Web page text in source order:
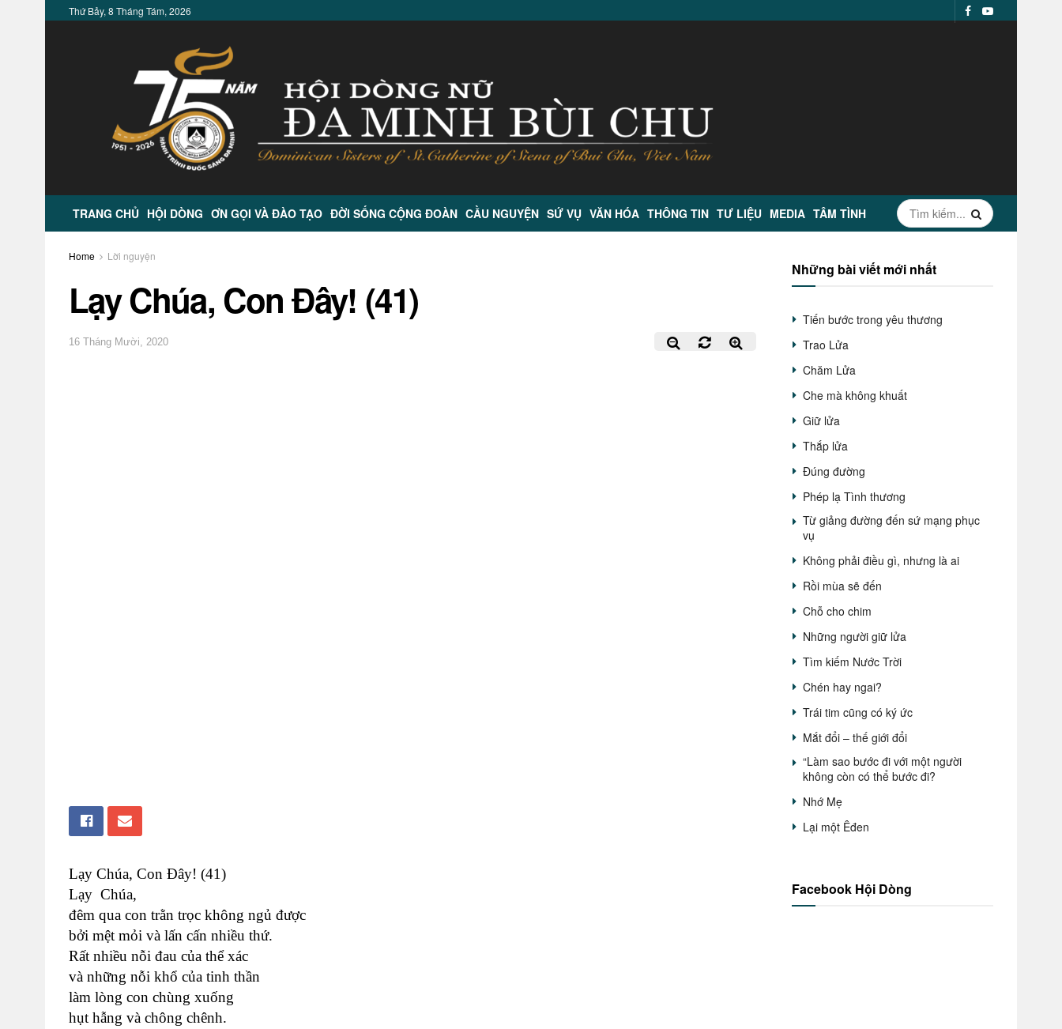
Thứ Bảy, 8 Tháng Tám, 2026
TRANG CHỦ HỘI DÒNG ƠN GỌI VÀ ĐÀO TẠO ĐỜI SỐNG CỘNG ĐOÀN CẦU NGUYỆN SỨ VỤ VĂN HÓA THÔNG TIN TƯ LIỆU MEDIA TÂM TÌNH
Home Lời nguyện
Lạy Chúa, Con Đây! (41)
16 Tháng Mười, 2020
Lạy Chúa, Con Đây! (41)
Lạy Chúa,
đêm qua con trằn trọc không ngủ được
bởi mệt mỏi và lấn cấn nhiều thứ.
Rất nhiều nỗi đau của thể xác
và những nỗi khổ của tinh thần
làm lòng con chùng xuống
hụt hẫng và chông chênh.
Những bài viết mới nhất
Tiến bước trong yêu thương
Trao Lửa
Chăm Lửa
Che mà không khuất
Giữ lửa
Thắp lửa
Đúng đường
Phép lạ Tình thương
Từ giảng đường đến sứ mạng phục
vụ
Không phải điều gì, nhưng là ai
Rồi mùa sẽ đến
Chỗ cho chim
Những người giữ lửa
Tìm kiếm Nước Trời
Chén hay ngai?
Trái tim cũng có ký ức
Mắt đổi – thế giới đổi
“Làm sao bước đi với một người
không còn có thể bước đi?
Nhớ Mẹ
Lại một Êđen
Facebook Hội Dòng